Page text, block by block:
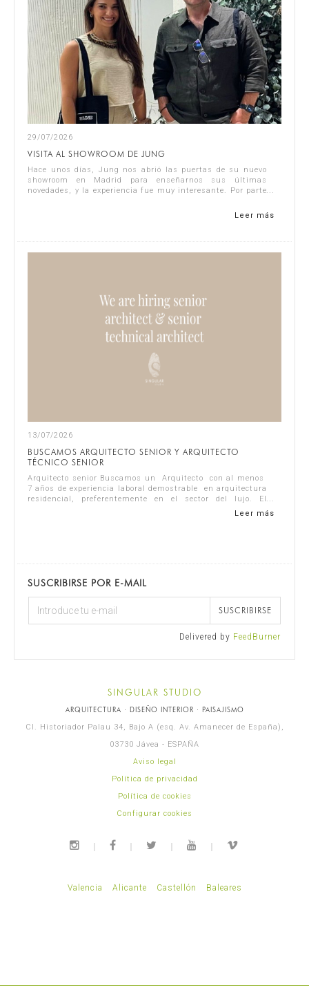
29/07/2026
VISITA AL SHOWROOM DE JUNG
Hace unos días, Jung nos abrió las puertas de su nuevo
showroom en Madrid para enseñarnos sus últimas
novedades, y la experiencia fue muy interesante. Por parte
Leer más
13/07/2026
BUSCAMOS ARQUITECTO SENIOR Y ARQUITECTO
TÉCNICO SENIOR
Arquitecto senior Buscamos un Arquitecto con al menos
7 años de experiencia laboral demostrable en arquitectura
residencial, preferentemente en el sector del lujo. El
Leer más
SUSCRIBIRSE POR E-MAIL
SUSCRIBIRSE
Delivered by FeedBurner
SINGULAR STUDIO
ARQUITECTURA · DISEÑO INTERIOR · PAISAJISMO
Cl. Historiador Palau 34, Bajo A (esq. Av. Amanecer de España),
03730 Jávea - ESPAÑA
Aviso legal
Política de privacidad
Política de cookies
Configurar cookies
Valencia Alicante Castellón Baleares